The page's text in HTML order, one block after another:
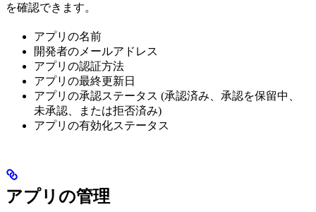
を確認できます。
アプリの名前
開発者のメールアドレス
アプリの認証方法
アプリの最終更新日
アプリの承認ステータス (承認済み、承認を保留中、
未承認、または拒否済み)
アプリの有効化ステータス
アプリの管理